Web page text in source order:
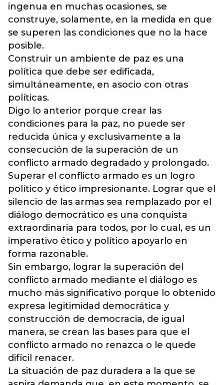
ingenua en muchas ocasiones, se
construye, solamente, en la medida en que
se superen las condiciones que no la hace
posible.
Construir un ambiente de paz es una
política que debe ser edificada,
simultáneamente, en asocio con otras
políticas.
Digo lo anterior porque crear las
condiciones para la paz, no puede ser
reducida única y exclusivamente a la
consecución de la superación de un
conflicto armado degradado y prolongado.
Superar el conflicto armado es un logro
político y ético impresionante. Lograr que el
silencio de las armas sea remplazado por el
diálogo democrático es una conquista
extraordinaria para todos, por lo cual, es un
imperativo ético y político apoyarlo en
forma razonable.
Sin embargo, lograr la superación del
conflicto armado mediante el diálogo es
mucho más significativo porque lo obtenido
expresa legitimidad democrática y
construcción de democracia, de igual
manera, se crean las bases para que el
conflicto armado no renazca o le quede
difícil renacer.
La situación de paz duradera a la que se